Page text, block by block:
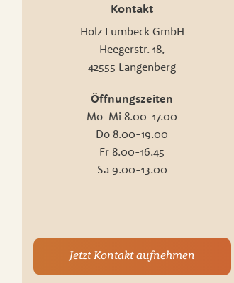
Kontakt
Holz Lumbeck GmbH
Heegerstr. 18,
42555 Langenberg
Öffnungszeiten
Mo-Mi 8.00-17.00
Do 8.00-19.00
Fr 8.00-16.45
Sa 9.00-13.00
Jetzt Kontakt aufnehmen